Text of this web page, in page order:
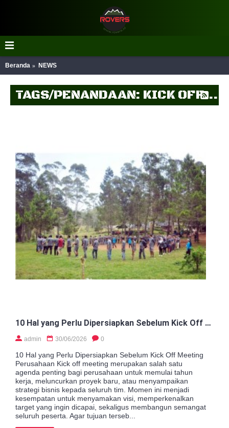
Beranda NEWS
TAGS/PENANDAAN: KICK OFF MEETING
10 Hal yang Perlu Dipersiapkan Sebelum Kick Off Meeting Perusahaan
admin 30/06/2026 0
10 Hal yang Perlu Dipersiapkan Sebelum Kick Off Meeting
Perusahaan Kick off meeting merupakan salah satu
agenda penting bagi perusahaan untuk memulai tahun
kerja, meluncurkan proyek baru, atau menyampaikan
strategi bisnis kepada seluruh tim. Momen ini menjadi
kesempatan untuk menyamakan visi, memperkenalkan
target yang ingin dicapai, sekaligus membangun semangat
seluruh peserta. Agar tujuan terseb...